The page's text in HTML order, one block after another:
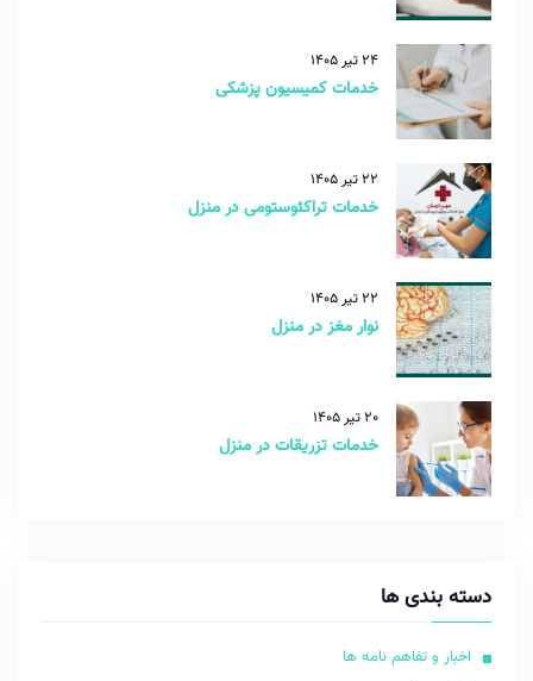
24 تیر 1405
خدمات کمیسیون پزشکی
22 تیر 1405
خدمات تراکئوستومی در منزل
22 تیر 1405
نوار مغز در منزل
20 تیر 1405
خدمات تزریقات در منزل
دسته بندی ها
اخبار و تفاهم نامه ها